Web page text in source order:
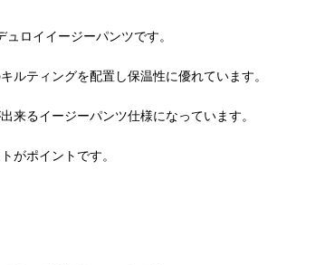
ロイイージーパンツです。
ルティングを配置し保温性に優れています。
来るイージーパンツ仕様になっています。
がポイントです。